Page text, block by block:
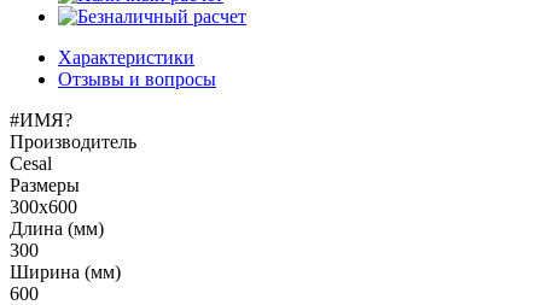
Характеристики
Отзывы и вопросы
#ИМЯ?
Производитель
Cesal
Размеры
300x600
Длина (мм)
300
Ширина (мм)
600